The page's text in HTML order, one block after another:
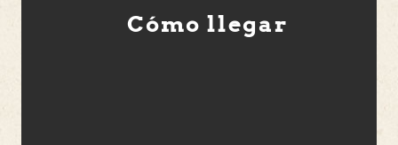
Cómo llegar